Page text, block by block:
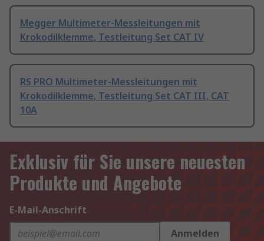
Megger Multimeter-Messleitungen mit
Krokodilklemme, Testleitung Set CAT IV
RS PRO Multimeter-Messleitungen mit
Krokodilklemme, Testleitung Set CAT III, CAT
10A
Exklusiv für Sie unsere neuesten
Produkte und Angebote
E-Mail-Anschrift
Anmelden